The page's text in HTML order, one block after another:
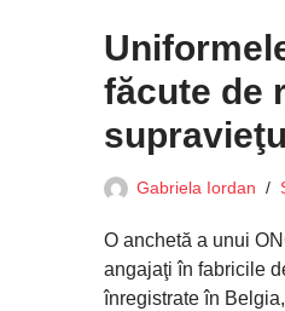
făcute de
Gabriela Iordan
O anchetă a unui
angajaţi în fabricile
înregistrate în